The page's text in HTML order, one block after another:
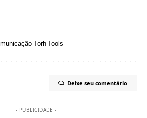
Torh Tools
Deixe seu comentário
- PUBLICIDADE -